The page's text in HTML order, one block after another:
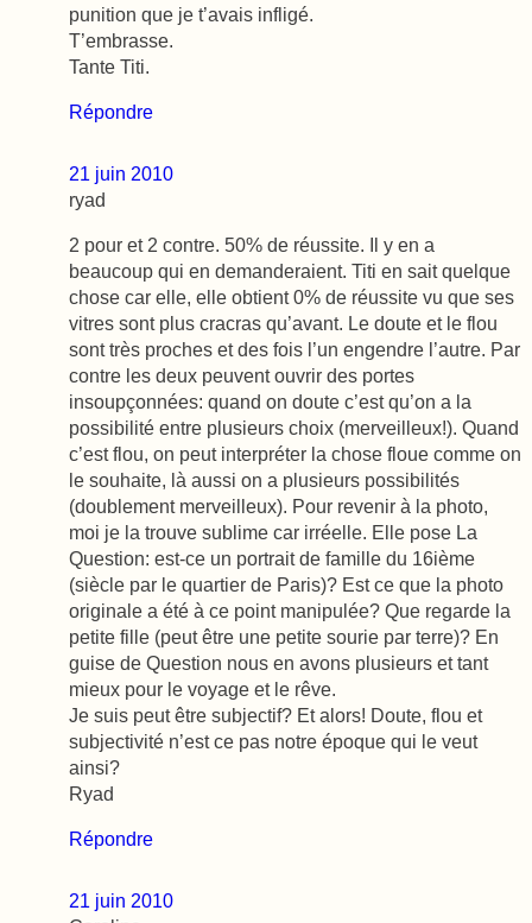
punition que je t’avais infligé.
T’embrasse.
Tante Titi.
Répondre
21 juin 2010
ryad
2 pour et 2 contre. 50% de réussite. Il y en a
beaucoup qui en demanderaient. Titi en sait quelque
chose car elle, elle obtient 0% de réussite vu que ses
vitres sont plus cracras qu’avant. Le doute et le flou
sont très proches et des fois l’un engendre l’autre. Par
contre les deux peuvent ouvrir des portes
insoupçonnées: quand on doute c’est qu’on a la
possibilité entre plusieurs choix (merveilleux!). Quand
c’est flou, on peut interpréter la chose floue comme on
le souhaite, là aussi on a plusieurs possibilités
(doublement merveilleux). Pour revenir à la photo,
moi je la trouve sublime car irréelle. Elle pose La
Question: est-ce un portrait de famille du 16ième
(siècle par le quartier de Paris)? Est ce que la photo
originale a été à ce point manipulée? Que regarde la
petite fille (peut être une petite sourie par terre)? En
guise de Question nous en avons plusieurs et tant
mieux pour le voyage et le rêve.
Je suis peut être subjectif? Et alors! Doute, flou et
subjectivité n’est ce pas notre époque qui le veut
ainsi?
Ryad
Répondre
21 juin 2010